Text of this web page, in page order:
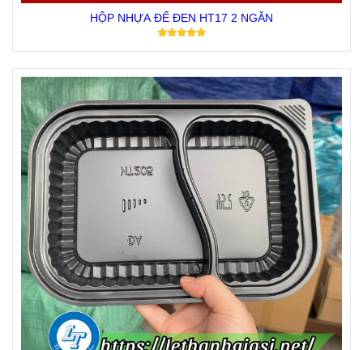
HỘP NHỰA ĐẾ ĐEN HT17 2 NGĂN